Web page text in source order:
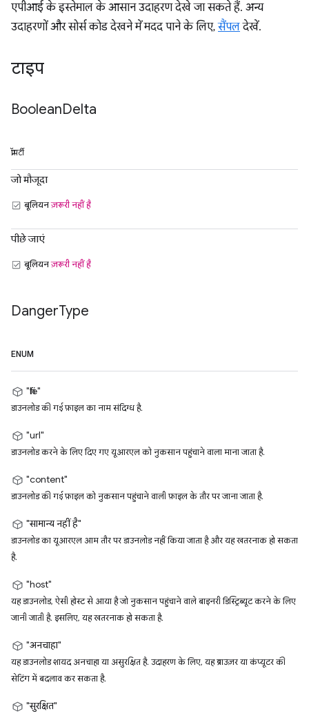
एपीआई के इस्तेमाल के आसान उदाहरण देखे जा सकते हैं. अन्य
उदाहरणों और सोर्स कोड देखने में मदद पाने के लिए,सैंपलदेखें.
टाइप
BooleanDelta
प्रॉपर्टी
जो मौजूदा
बूलियनज़रूरी नहीं है
पीछे जाएं
बूलियनज़रूरी नहीं है
DangerType
ENUM
"file"
डाउनलोड की गई फ़ाइल का नाम संदिग्ध है.
"url"
डाउनलोड करने के लिए दिए गए यूआरएल को नुकसान पहुंचाने वाला माना जाता है.
"content"
डाउनलोड की गई फ़ाइल को नुकसान पहुंचाने वाली फ़ाइल के तौर पर जाना जाता है.
"सामान्य नहीं है"
डाउनलोड का यूआरएल आम तौर पर डाउनलोड नहीं किया जाता है और यह खतरनाक हो सकता
है.
"host"
यह डाउनलोड, ऐसी होस्ट से आया है जो नुकसान पहुंचाने वाले बाइनरी डिस्ट्रिब्यूट करने के लिए
जानी जाती है. इसलिए, यह खतरनाक हो सकता है.
"अनचाहा"
यह डाउनलोड शायद अनचाहा या असुरक्षित है. उदाहरण के लिए, यह ब्राउज़र या कंप्यूटर की
सेटिंग में बदलाव कर सकता है.
"सुरक्षित"